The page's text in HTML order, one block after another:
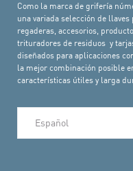
Como la marca de grifería
una variada selección de
regaderas, accesorios,
trituradores de residuos y
diseñados para aplicaciones
la mejor combinación posible
características útiles y larga